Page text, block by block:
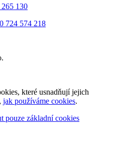
130
724 574 218
které usnadňují jejich
jak používáme cookies.
pouze základní cookies